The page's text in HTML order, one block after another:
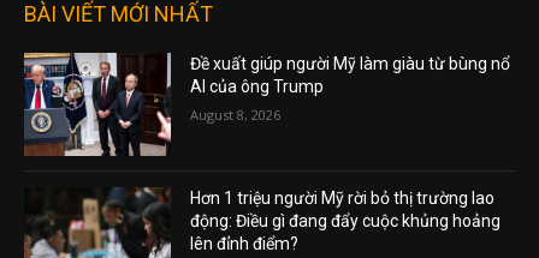
BÀI VIẾT MỚI NHẤT
Đề xuất giúp người Mỹ làm giàu từ bùng nổ
AI của ông Trump
August 8, 2026
Hơn 1 triệu người Mỹ rời bỏ thị trường lao
động: Điều gì đang đẩy cuộc khủng hoảng
lên đỉnh điểm?